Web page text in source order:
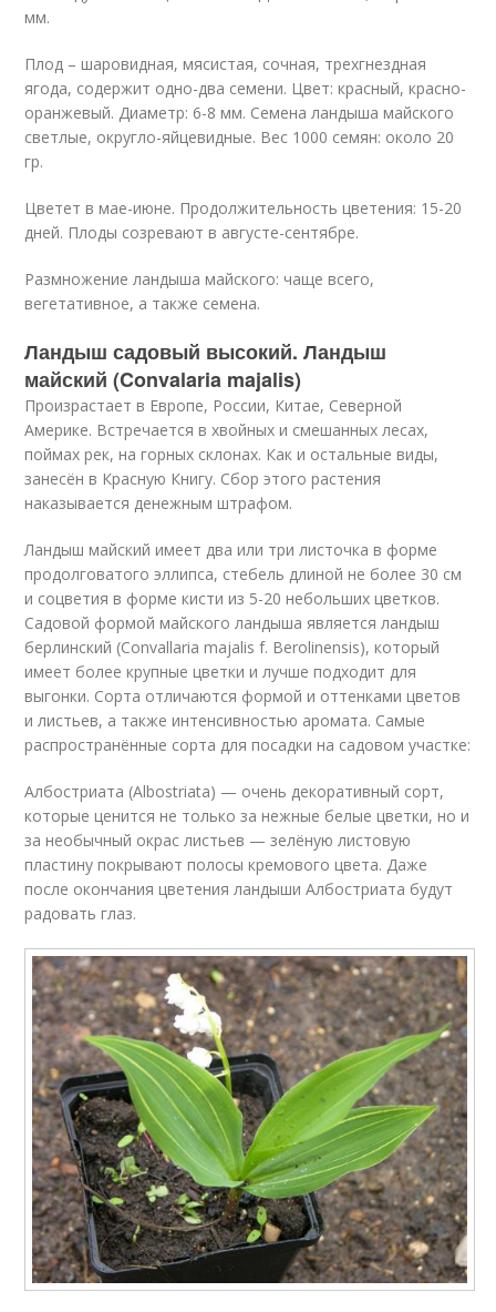
мм.
Плод – шаровидная, мясистая, сочная, трехгнездная
ягода, содержит одно-два семени. Цвет: красный, красно-
оранжевый. Диаметр: 6-8 мм. Семена ландыша майского
светлые, округло-яйцевидные. Вес 1000 семян: около 20
гр.
Цветет в мае-июне. Продолжительность цветения: 15-20
дней. Плоды созревают в августе-сентябре.
Размножение ландыша майского: чаще всего,
вегетативное, а также семена.
Ландыш садовый высокий. Ландыш
майский (Convalaria majalis)
Произрастает в Европе, России, Китае, Северной
Америке. Встречается в хвойных и смешанных лесах,
поймах рек, на горных склонах. Как и остальные виды,
занесён в Красную Книгу. Сбор этого растения
наказывается денежным штрафом.
Ландыш майский имеет два или три листочка в форме
продолговатого эллипса, стебель длиной не более 30 см
и соцветия в форме кисти из 5-20 небольших цветков.
Садовой формой майского ландыша является ландыш
берлинский (Convallaria majalis f. Berolinensis), который
имеет более крупные цветки и лучше подходит для
выгонки. Сорта отличаются формой и оттенками цветов
и листьев, а также интенсивностью аромата. Самые
распространённые сорта для посадки на садовом участке:
Албостриата (Albostriata) — очень декоративный сорт,
которые ценится не только за нежные белые цветки, но и
за необычный окрас листьев — зелёную листовую
пластину покрывают полосы кремового цвета. Даже
после окончания цветения ландыши Албостриата будут
радовать глаз.